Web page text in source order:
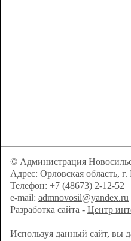
© Администрация
Адрес: Орловская область,
Телефон: +7 (48673) 2-12-52
e-mail: admnovosil@yandex.ru
Разработка сайта - Центр
Используя данный сайт, вы